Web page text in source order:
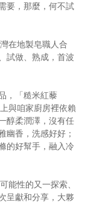
要，那麼，何不試
在地製皂職人合
試做、熟成，首波
，「糙米紅藜
與咱家廚房裡依賴
醇柔潤澤，沒有任
幽香，洗感好好；
的好幫手，融入冷
能性的又一探索、
呈獻和分享，大夥